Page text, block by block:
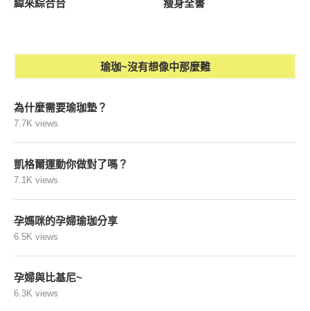
緯來綜合台
瘦身全書
瑜珈~沒有想像中那麼難
為什麼需要瑜珈墊？
7.7K views
凱格爾運動你做對了嗎？
7.1K views
孕媽咪的孕婦瑜珈分享
6.5K views
孕婦與比基尼~
6.3K views